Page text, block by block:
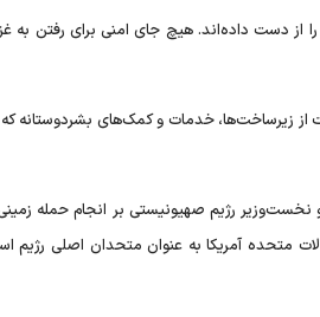
از دست داده‌اند. هیچ جای امنی برای رفتن به
زیرساخت‌ها، خدمات و کمک‌های بشردوستانه که
رژیم صهیونیستی بر انجام حمله
متحده آمریکا به عنوان متحدان اصلی رژیم